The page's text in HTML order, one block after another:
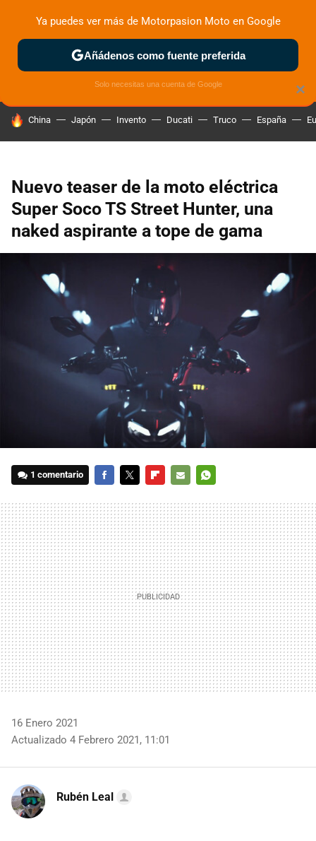
ZONA DE PRUEBAS DEPORTIVAS MOTOS ELÉCTRICAS
HOY SE HABLA DE
China Japón Invento Ducati Truco España
Nuevo teaser de la moto eléctrica
Super Soco TS Street Hunter, una
naked aspirante a tope de gama
1 comentario
MAIL
16 Enero 2021
Actualizado 4 Febrero 2021, 11:01
Rubén Leal
×
Ya puedes ver más de Motorpasion Moto en Google
Añádenos como fuente preferida
Solo necesitas una cuenta de Google